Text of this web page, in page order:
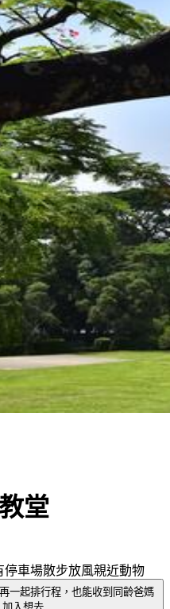
堂
停車場散步放風親近動物
一起排行程，也能收到同齡爸媽